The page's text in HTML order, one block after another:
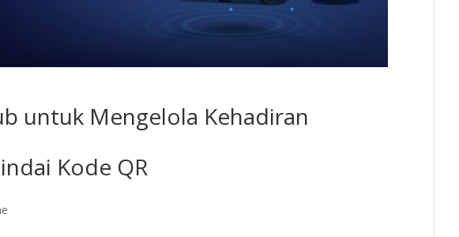
untuk Mengelola Kehadiran
Kode QR